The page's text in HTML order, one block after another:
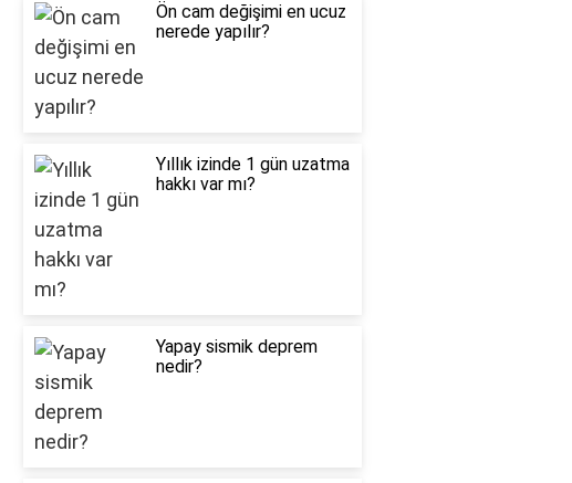
Ön cam değişimi en ucuz
nerede yapılır?
Yıllık izinde 1 gün uzatma
hakkı var mı?
Yapay sismik deprem
nedir?